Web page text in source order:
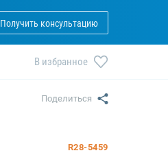
Получить консультацию
В избранное
Поделиться
R28-5459